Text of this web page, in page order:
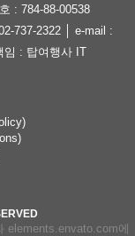
: 784-88-00538
737-2322 │ e-mail :
임 : 탑여행사 IT
elements.envato.com에